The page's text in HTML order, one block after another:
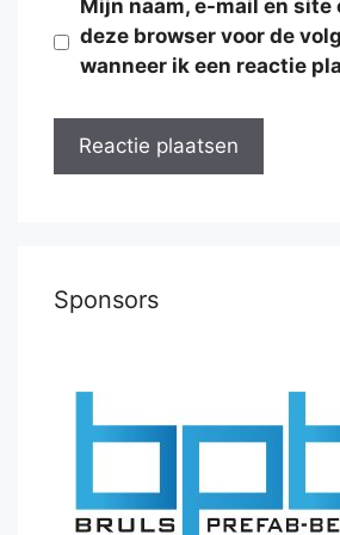
Mijn naam, e-mail en site
deze browser voor de
wanneer ik een reactie
Sponsors